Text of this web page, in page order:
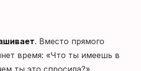
. Вместо прямого
время: «Что ты имеешь в
ты это спросила?».